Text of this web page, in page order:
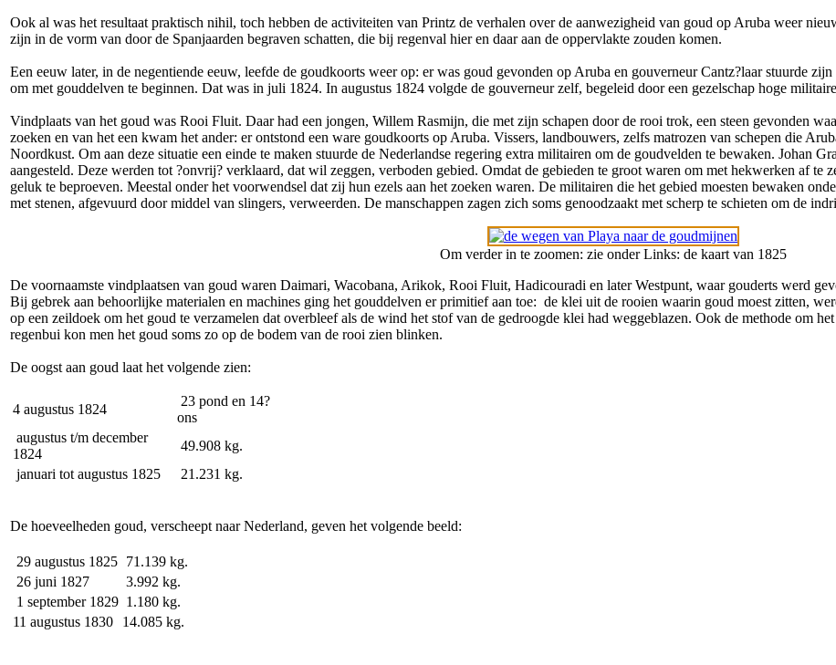
Ook al was het resultaat praktisch nihil, toch hebben de activiteiten van Printz de verhalen over de aanwezigheid van goud op Aruba weer
zijn in de vorm van door de Spanjaarden begraven schatten, die bij regenval hier en daar aan de oppervlakte zouden komen.
Een eeuw later, in de negentiende eeuw, leefde de goudkoorts weer op: er was goud gevonden op Aruba en gouverneur Cantz?laar stuurde
om met gouddelven te beginnen. Dat was in juli 1824. In augustus 1824 volgde de gouverneur zelf, begeleid door een gezelschap hoge
Vindplaats van het goud was Rooi Fluit. Daar had een jongen, Willem Rasmijn, die met zijn schapen door de rooi trok, een steen gevonden
zoeken en van het een kwam het ander: er ontstond een ware goudkoorts op Aruba. Vissers, landbouwers, zelfs matrozen van schepen die
Noordkust. Om aan deze situatie een einde te maken stuurde de Nederlandse regering extra militairen om de goudvelden te bewaken. Johan
aangesteld. Deze werden tot ?onvrij? verklaard, dat wil zeggen, verboden gebied. Omdat de gebieden te groot waren om met hekwerken af te
geluk te beproeven. Meestal onder het voorwendsel dat zij hun ezels aan het zoeken waren. De militairen die het gebied moesten bewaken
met stenen, afgevuurd door middel van slingers, verweerden. De manschappen zagen zich soms genoodzaakt met scherp te schieten om de
Om verder in te zoomen: zie onder Links: de kaart van 1825
De voornaamste vindplaatsen van goud waren Daimari, Wacobana, Arikok, Rooi Fluit, Hadicouradi en later Westpunt, waar gouderts werd
Bij gebrek aan behoorlijke materialen en machines ging het gouddelven er primitief aan toe: de klei uit de rooien waarin goud moest zitten,
op een zeildoek om het goud te verzamelen dat overbleef als de wind het stof van de gedroogde klei had weggeblazen. Ook de methode om
regenbui kon men het goud soms zo op de bodem van de rooi zien blinken.
De oogst aan goud laat het volgende zien:
4 augustus 1824
23 pond en 14?
ons
augustus t/m december
1824
49.908 kg.
januari tot augustus 1825
21.231 kg.
De hoeveelheden goud, verscheept naar Nederland, geven het volgende beeld:
29 augustus 1825 71.139 kg.
26 juni 1827
3.992 kg.
1 september 1829 1.180 kg.
11 augustus 1830
14.085 kg.